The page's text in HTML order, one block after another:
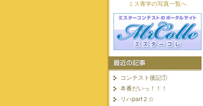
ミス青学の写真一覧へ
コンテスト後記①
本番だいっ！！！
リハpart２☆